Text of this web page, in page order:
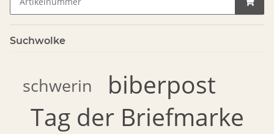
Suchwolke
Tag der Briefmarke
biberpost
schwerin